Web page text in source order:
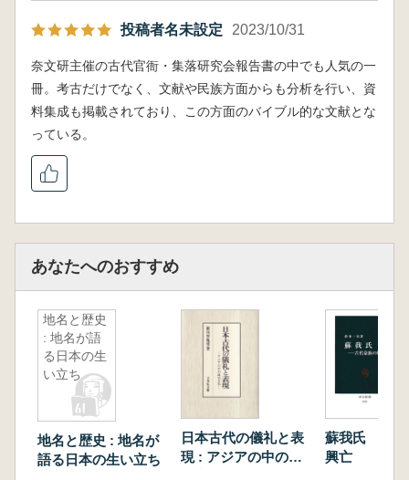
投稿者名未設定 2023/10/31
奈文研主催の古代官衙・集落研究会報告書の中でも人気の一
冊。考古だけでなく、文献や民族方面からも分析を行い、資
料集成も掲載されており、この方面のバイブル的な文献とな
っている。
あなたへのおすすめ
地名と歴史
: 地名が語
る日本の生
い立ち
地名と歴史 : 地名が
語る日本の生い立ち
日本古代の儀礼と表
現 : アジアの中の政
蘇我氏 古代
興亡